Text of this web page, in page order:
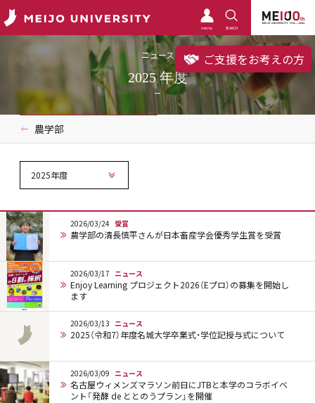
meimo SEARCH
ご支援をお考えの方
ニュース
2025 年度
農学部
2025年度
2026/03/24 受賞
農学部の清長慎平さんが日本畜産学会優秀学生賞を受賞
2026/03/17 ニュース
Enjoy Learning プロジェクト2026（Eプロ）の募集を開始し
ます
2026/03/13 ニュース
2025（令和7）年度名城大学卒業式・学位記授与式について
2026/03/09 ニュース
名古屋ウィメンズマラソン前日にJTBと本学のコラボイベ
ント「発酵 de ととのうプラン」を開催